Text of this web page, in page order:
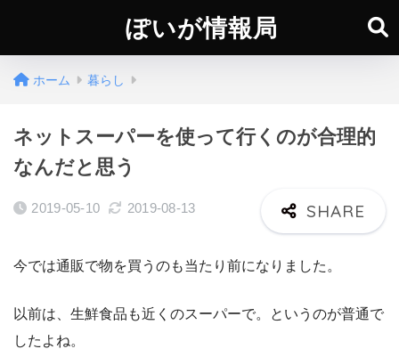
ぽいが情報局
ホーム 暮らし
ネットスーパーを使って行くのが合理的
なんだと思う
2019-05-10 2019-08-13
今では通販で物を買うのも当たり前になりました。
以前は、生鮮食品も近くのスーパーで。というのが普通で
したよね。